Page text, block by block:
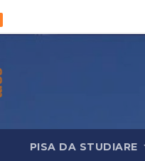
PISA DA STUDIARE